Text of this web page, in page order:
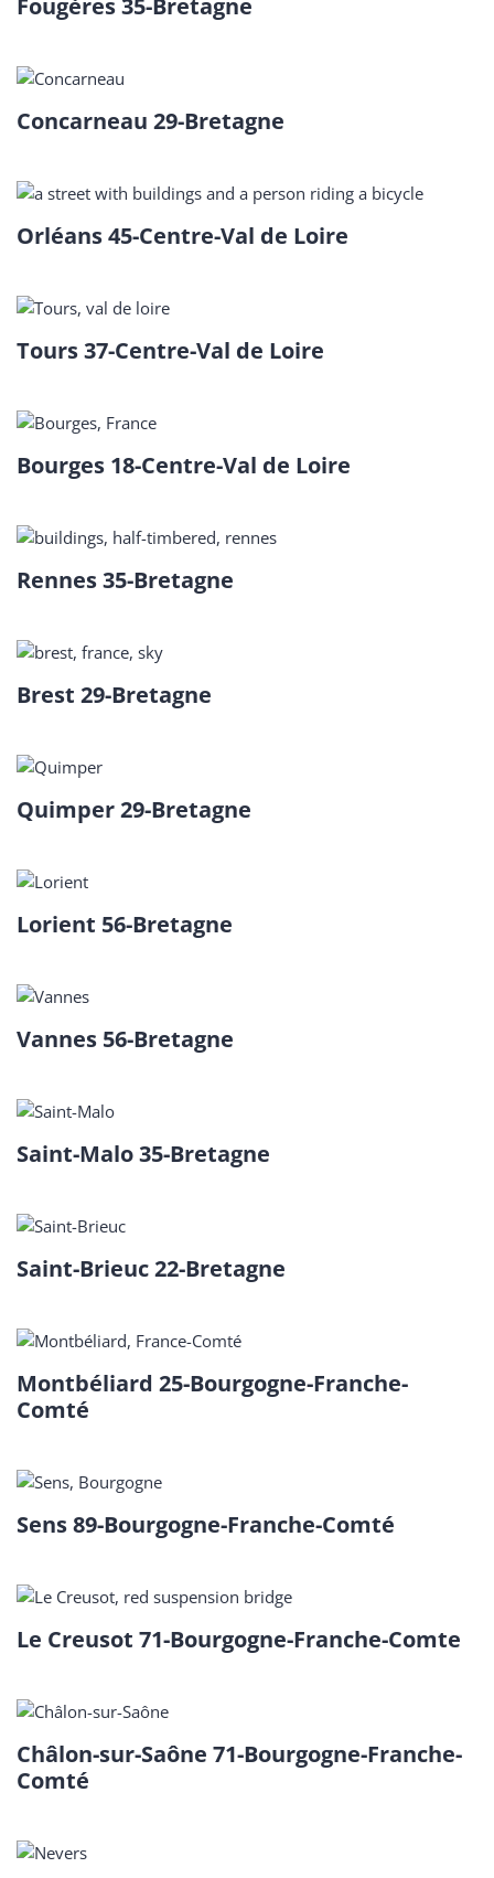
Fougères 35-Bretagne
Concarneau 29-Bretagne
Orléans 45-Centre-Val de Loire
Tours 37-Centre-Val de Loire
Bourges 18-Centre-Val de Loire
Rennes 35-Bretagne
Brest 29-Bretagne
Quimper 29-Bretagne
Lorient 56-Bretagne
Vannes 56-Bretagne
Saint-Malo 35-Bretagne
Saint-Brieuc 22-Bretagne
Montbéliard 25-Bourgogne-Franche-
Comté
Sens 89-Bourgogne-Franche-Comté
Le Creusot 71-Bourgogne-Franche-Comte
Châlon-sur-Saône 71-Bourgogne-Franche-
Comté